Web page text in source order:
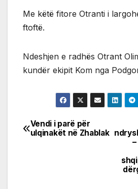
Me këtë fitore Otranti i
ftoftë.
Ndeshjen e radhës Otrant
kundër ekipit Kom nga
Post
Vendi i parë për
ulqinakët në Zhablak